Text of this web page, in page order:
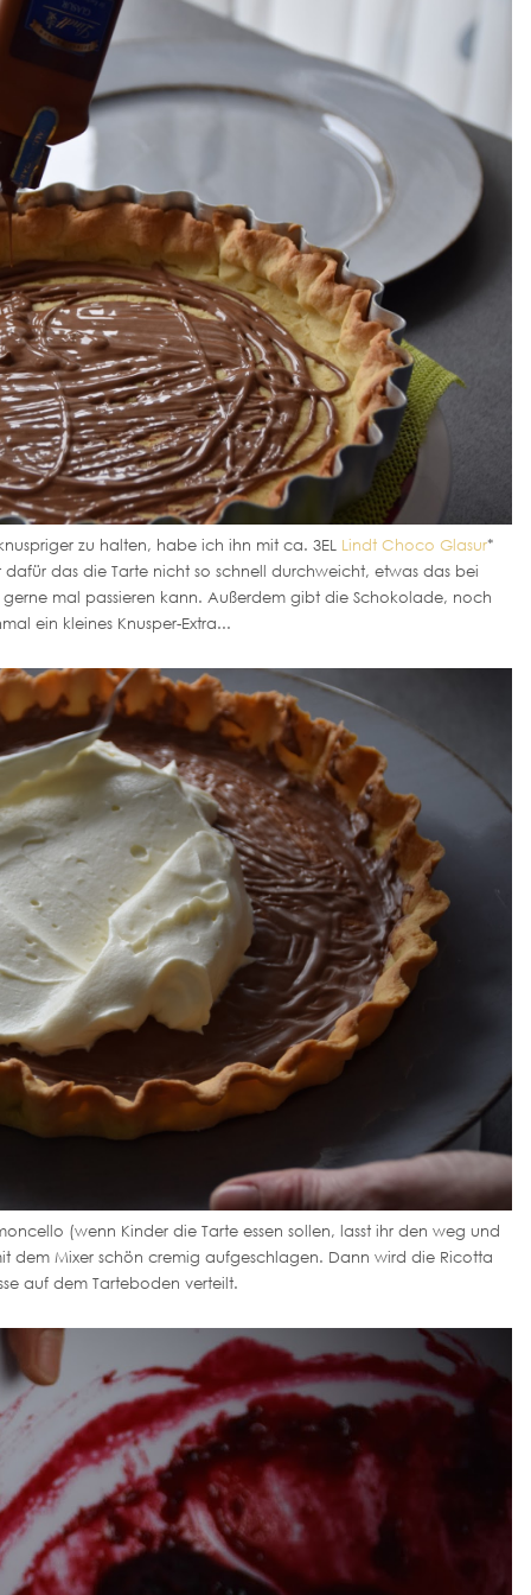
zu halten, habe ich ihn mit ca. 3EL Lindt Choco Glasur*
das die Tarte nicht so schnell durchweicht, etwas das bei
mal passieren kann. Außerdem gibt die Schokolade, noch
ein kleines Knusper-Extra...
(wenn Kinder die Tarte essen sollen, lasst ihr den weg und
dem Mixer schön cremig aufgeschlagen. Dann wird die Ricotta
auf dem Tarteboden verteilt.